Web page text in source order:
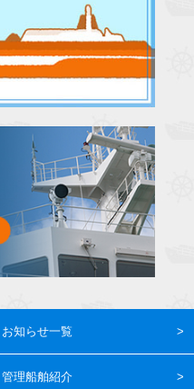
お知らせ一覧
管理船舶紹介